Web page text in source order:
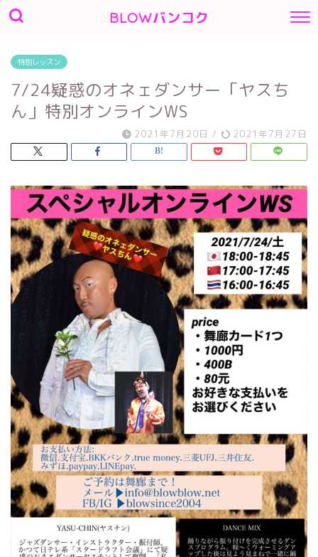
BLOWバンコク
特別レッスン
7/24疑惑のオネェダンサー「ヤスち
ん」特別オンラインWS
2021年7月20日 / 2021年7月27日